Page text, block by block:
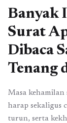
Banyak
Surat
Dibaca
Tenang
Masa kehamilan
harap sekaligus
turun, serta